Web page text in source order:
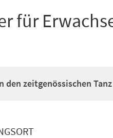
für
den zeitgenössischen Tanz